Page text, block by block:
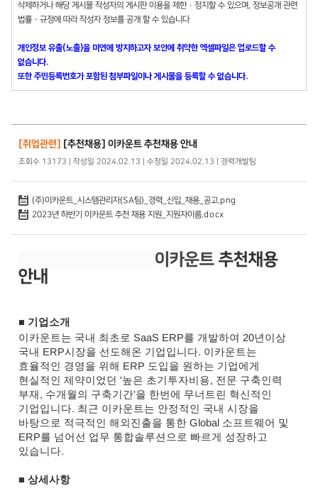
삭제하거나 해당 게시물 작성자의 게시판 이용을 제한 · 정지할 수 있으며, 정보공개 관련
법률 · 규정에 따라 작성자 정보를 공개 할 수 있습니다
개인정보 유출(노출)을 미연에 방지하고자 보안에 취약한 엑셀파일은 업로드할 수
없습니다.
또한 주민등록번호가 포함된 첨부파일이나 게시물을 등록할 수 없습니다.
[취업관련] [추천채용] 이카운트 추천채용 안내
조회수 13173 | 작성일 2024.02.13 | 수정일 2024.02.13 | 경력개발팀
(주)이카운트_시스템관리자(SA팀)_경력_신입_채용_공고.png
2023년 하반기 이카운트 추천 채용 지원_지원자이름.docx
이카운트추천채용
안내
■ 기업소개
이카운트는 국내 최초로 SaaS ERP를 개발하여 20년이상
국내 ERP시장을 선도해온 기업입니다. 이카운트는
효율적인 경영을 위해 ERP 도입을 원하는 기업에게
현실적인 제약이었던 '높은 초기투자비용, 전문 구축인력
부재, 수개월의 구축기간'을 한번에 무너트린 혁신적인
기업입니다. 최근 이카운트는 안정적인 국내 시장을
바탕으로 적극적인 해외진출을 통한 Global 소프트웨어 및
ERP를 넘어선 업무 통합솔루션으로 빠르게 성장하고
있습니다.
■ 상세사항